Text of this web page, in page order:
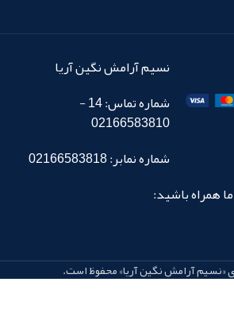
نسیم آرامش نگین آریا
شماره تماس: 14 -
02166583810
شماره نمابر: 02166583818
همراه باشید:
«نسیم آرامش نگین آریا» محفوظ است.